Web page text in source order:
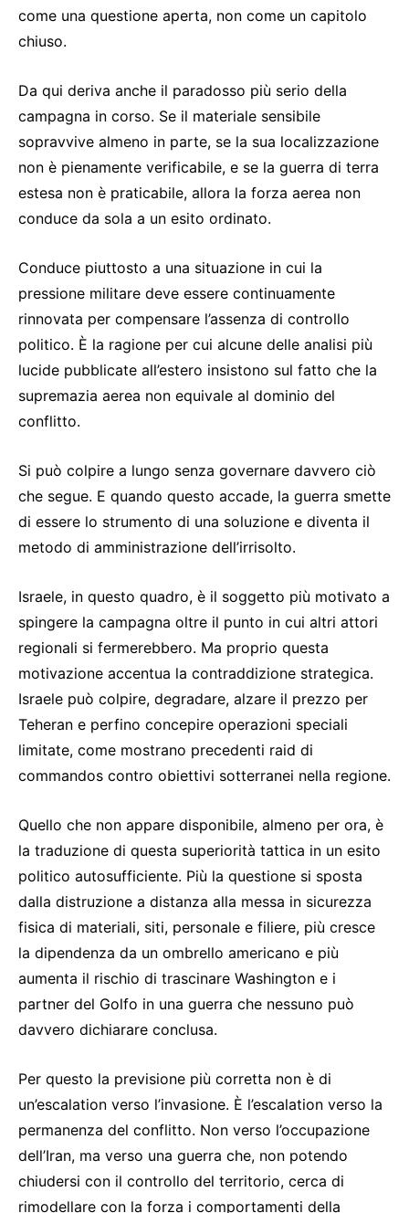
come una questione aperta, non come un capitolo
chiuso.
Da qui deriva anche il paradosso più serio della
campagna in corso. Se il materiale sensibile
sopravvive almeno in parte, se la sua localizzazione
non è pienamente verificabile, e se la guerra di terra
estesa non è praticabile, allora la forza aerea non
conduce da sola a un esito ordinato.
Conduce piuttosto a una situazione in cui la
pressione militare deve essere continuamente
rinnovata per compensare l’assenza di controllo
politico. È la ragione per cui alcune delle analisi più
lucide pubblicate all’estero insistono sul fatto che la
supremazia aerea non equivale al dominio del
conflitto.
Si può colpire a lungo senza governare davvero ciò
che segue. E quando questo accade, la guerra smette
di essere lo strumento di una soluzione e diventa il
metodo di amministrazione dell’irrisolto.
Israele, in questo quadro, è il soggetto più motivato a
spingere la campagna oltre il punto in cui altri attori
regionali si fermerebbero. Ma proprio questa
motivazione accentua la contraddizione strategica.
Israele può colpire, degradare, alzare il prezzo per
Teheran e perfino concepire operazioni speciali
limitate, come mostrano precedenti raid di
commandos contro obiettivi sotterranei nella regione.
Quello che non appare disponibile, almeno per ora, è
la traduzione di questa superiorità tattica in un esito
politico autosufficiente. Più la questione si sposta
dalla distruzione a distanza alla messa in sicurezza
fisica di materiali, siti, personale e filiere, più cresce
la dipendenza da un ombrello americano e più
aumenta il rischio di trascinare Washington e i
partner del Golfo in una guerra che nessuno può
davvero dichiarare conclusa.
Per questo la previsione più corretta non è di
un’escalation verso l’invasione. È l’escalation verso la
permanenza del conflitto. Non verso l’occupazione
dell’Iran, ma verso una guerra che, non potendo
chiudersi con il controllo del territorio, cerca di
rimodellare con la forza i comportamenti della